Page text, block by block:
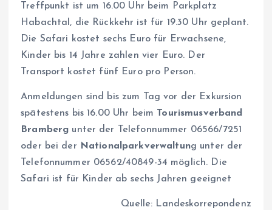
Treffpunkt ist um 16.00 Uhr beim Parkplatz
Habachtal, die Rückkehr ist für 19.30 Uhr geplant.
Die Safari kostet sechs Euro für Erwachsene,
Kinder bis 14 Jahre zahlen vier Euro. Der
Transport kostet fünf Euro pro Person.
Anmeldungen sind bis zum Tag vor der Exkursion
spätestens bis 16.00 Uhr beim Tourismusverband
Bramberg unter der Telefonnummer 06566/7251
oder bei der
Nationalparkverwaltung unter der
Telefonnummer 06562/40849-34 möglich. Die
Safari ist für Kinder ab sechs Jahren geeignet
Quelle: Landeskorrepondenz